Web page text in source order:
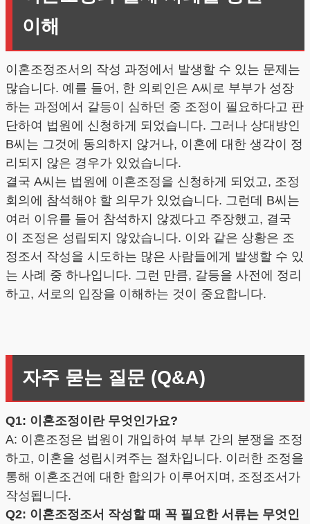
이해
이혼조정조서의 작성 과정에서 발생할 수 있는 문제는
많습니다. 예를 들어, 한 의뢰인은 A씨로 부부가 성장
하는 과정에서 갈등이 심하던 중 조정이 필요하다고 판
단하여 법원에 신청하게 되었습니다. 그러나 상대방인
B씨는 그것에 동의하지 않거나, 이혼에 대한 생각이 정
리되지 않은 경우가 있었습니다.
결국 A씨는 법원에 이혼조정을 신청하게 되었고, 조정
회의에 참석해야 할 의무가 있었습니다. 그런데 B씨는
여러 이유를 들어 참석하지 않겠다고 주장했고, 결국
이 조정은 성립되지 않았습니다. 이와 같은 상황은 조
정조서 작성을 시도하는 많은 사람들에게 발생할 수 있
는 사례 중 하나입니다. 그런 만큼, 갈등을 사전에 정리
하고, 서로의 입장을 이해하는 것이 중요합니다.
자주 묻는 질문 (Q&A)
Q1: 이혼조정이란 무엇인가요?
A: 이혼조정은 법원이 개입하여 부부 간의 분쟁을 조정
하고, 이혼을 성립시켜주는 절차입니다. 이러한 조정을
통해 이혼조건에 대한 합의가 이루어지며, 조정조서가
작성됩니다.
Q2: 이혼조정조서 작성할 때 꼭 필요한 서류는 무엇인